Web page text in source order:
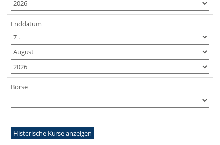
Enddatum
Börse
Historische Kurse anzeigen